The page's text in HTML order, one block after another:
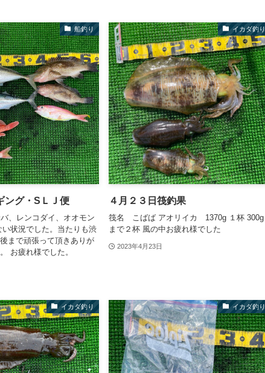
船釣り
ング・SＬＪ便
、レンコダイ、オオモン
状況でした。当たりも渋
まで頑張って頂きありが
お疲れ様でした。
イカダ釣り
４月２３日筏釣果
筏名 こばば アオリイカ 1370g １杯 300g
まで２杯 風の中お疲れ様でした
2023年4月23日
イカダ釣り イカダ釣り